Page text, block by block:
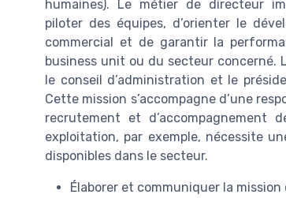
humaines). Le métier de directeur
piloter des équipes, d’orienter le
commercial et de garantir la
business unit ou du secteur
le conseil d’administration et le
Cette mission s’accompagne d’une
recrutement et
exploitation, par exemple, nécessite
disponibles dans le secteur.
Élaborer et communiquer la mission